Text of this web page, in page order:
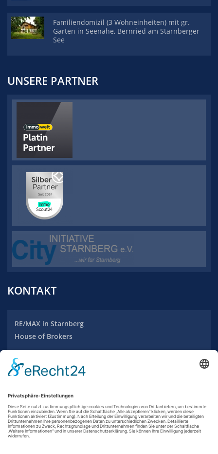
Familiendomizil (3 Wohneinheiten) mit gr.
Garten in Seenähe, Bernried am Starnberger
See
UNSERE PARTNER
KONTAKT
RE/MAX in Starnberg
House of Brokers
Maximilianstraße 20
82319 Starnberg
Tel.: +49 (0) 8151 / 970 2353
info-starnberg@remax.de
www.remax-starnberg.com